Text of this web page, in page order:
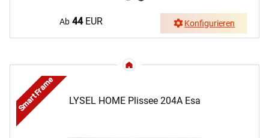
Ab 44EUR Konfigurieren
LYSEL HOME Plissee 204A Esa
Smart Frame